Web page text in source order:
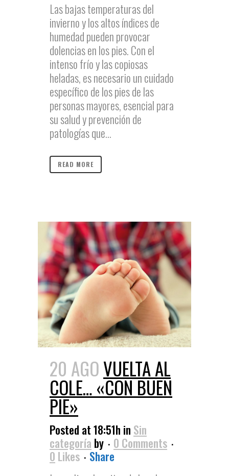
Las bajas temperaturas del
invierno y los altos índices de
humedad pueden provocar
dolencias en los pies. Con el
intenso frío y las copiosas
heladas, es necesario un cuidado
específico de los pies de las
personas mayores, esencial para
su salud y prevención de
patologías que...
READ MORE
20 AGOVUELTA AL
COLE… «CON BUEN
PIE»
Posted at 18:51h in Sin
categoría by
0 Comments
0 Likes
Share